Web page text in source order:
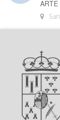
ARTE